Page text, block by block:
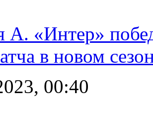
А. «Интер»
в новом
00:40